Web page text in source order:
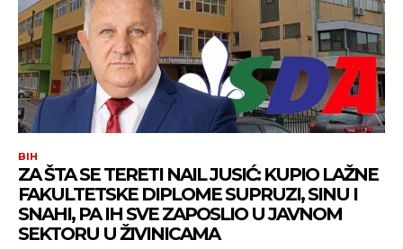
BIH
ZA ŠTA SE TERETI NAIL JUSIĆ: KUPIO LAŽNE
FAKULTETSKE DIPLOME SUPRUZI, SINU I
SNAHI, PA IH SVE ZAPOSLIO U JAVNOM
SEKTORU U ŽIVINICAMA